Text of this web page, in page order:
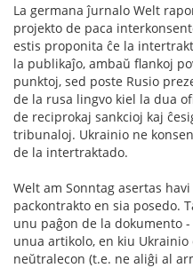
La germana ĵurnalo Welt
projekto de paca
estis proponita ĉe la
la publikaĵo, ambaŭ flankoj
punktoj, sed poste Rusio
de la rusa lingvo kiel la dua
de reciprokaj sankcioj kaj
tribunaloj. Ukrainio ne
de la intertraktado.
Welt am Sonntag asertas
packontrakto en sia posedo.
unu paĝon de la dokumento
unua artikolo, en kiu
neŭtralecon (t.e. ne aliĝi al